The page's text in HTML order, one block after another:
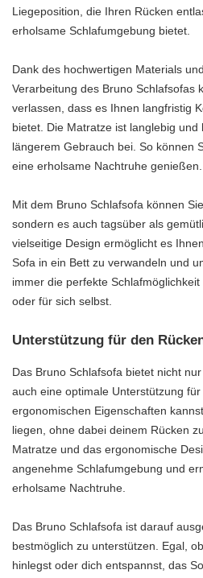
Liegeposition, die Ihren Rücken
erholsame Schlafumgebung bietet.
Dank des hochwertigen Materials
Verarbeitung des Bruno Schlafsofas
verlassen, dass es Ihnen langfristig
bietet. Die Matratze ist langlebig
längerem Gebrauch bei. So können
eine erholsame Nachtruhe genießen.
Mit dem Bruno Schlafsofa können
sondern es auch tagsüber als
vielseitige Design ermöglicht es
Sofa in ein Bett zu verwandeln und
immer die perfekte
oder für sich selbst.
Unterstützung für den
Das Bruno Schlafsofa bietet nicht
auch eine optimale Unterstützung
ergonomischen Eigenschaften
liegen, ohne dabei deinem Rücken
Matratze und das ergonomische
angenehme Schlafumgebung und
erholsame Nachtruhe.
Das Bruno Schlafsofa ist darauf
bestmöglich zu unterstützen. Egal,
hinlegst oder dich entspannst, das